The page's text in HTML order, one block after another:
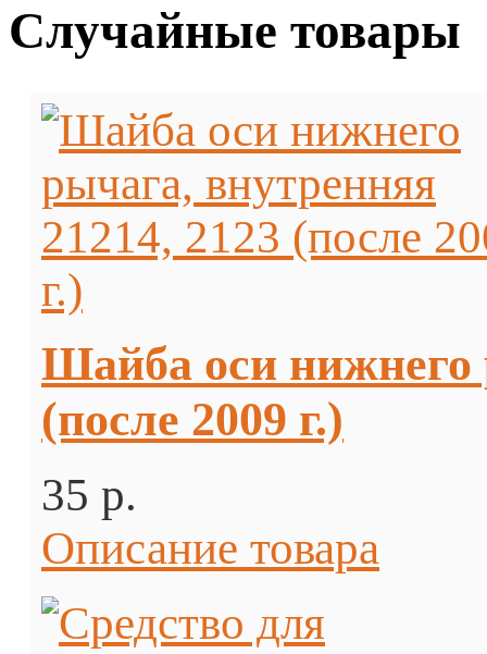
Случайные товары
Шайба оси нижнего
(после 2009 г.)
35 p.
Описание товара